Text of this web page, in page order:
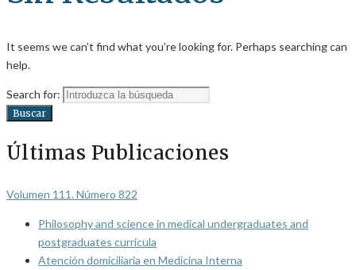
It seems we can’t find what you’re looking for. Perhaps searching can
help.
Search for:
Buscar
Últimas Publicaciones
Volumen 111. Número 822
Philosophy and science in medical undergraduates and
postgraduates curricula
Atención domiciliaria en Medicina Interna